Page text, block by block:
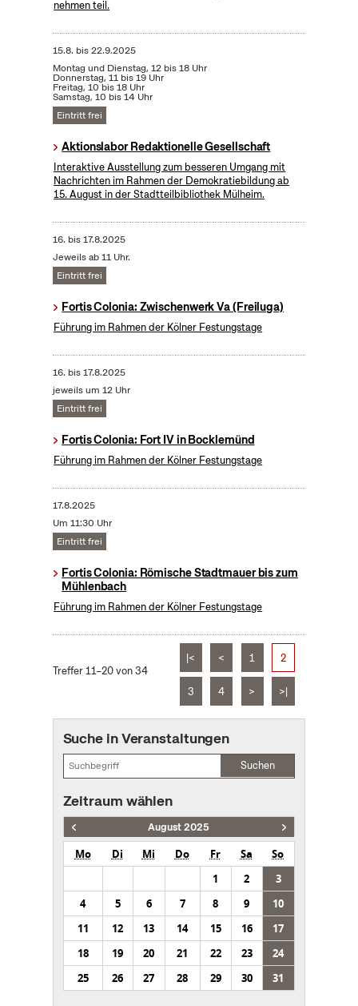
nehmen teil.
15.8. bis22.9.2025
Montag und Dienstag, 12 bis 18 Uhr
Donnerstag, 11 bis 19 Uhr
Freitag, 10 bis 18 Uhr
Samstag, 10 bis 14 Uhr
Eintritt frei
Aktionslabor Redaktionelle Gesellschaft
Interaktive Ausstellung zum besseren Umgang mit
Nachrichten im Rahmen der Demokratiebildung ab
15. August in der Stadtteilbibliothek Mülheim.
16. bis17.8.2025
Jeweils ab 11 Uhr.
Eintritt frei
Fortis Colonia: Zwischenwerk Va (Freiluga)
Führung im Rahmen der Kölner Festungstage
16. bis17.8.2025
jeweils um 12 Uhr
Eintritt frei
Fortis Colonia: Fort IV in Bocklemünd
Führung im Rahmen der Kölner Festungstage
17.8.2025
Um 11:30 Uhr
Eintritt frei
Fortis Colonia: Römische Stadtmauer bis zum
Mühlenbach
Führung im Rahmen der Kölner Festungstage
Treffer 11–20 von 34
|< < 1 2
3 4 > >|
Suche in Veranstaltungen
Suchen
Zeitraum wählen
August 2025
Mo Di Mi Do Fr Sa
So
1
2
3
4
5 6 7 8 9
10
11
12 13 14 15 16
17
18
19 20 21 22 23
24
25
26 27 28 29 30 31